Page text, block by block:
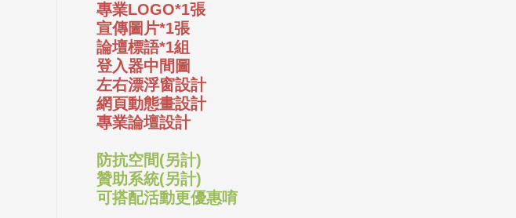
專業LOGO*1張
宣傳圖片*1張
論壇標語*1組
登入器中間圖
左右漂浮窗設計
網頁動態畫設計
專業論壇設計
防抗空間(另計)
贊助系統(另計)
可搭配活動更優惠唷